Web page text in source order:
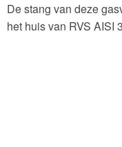
De stang van deze
het huis van RVS AISI